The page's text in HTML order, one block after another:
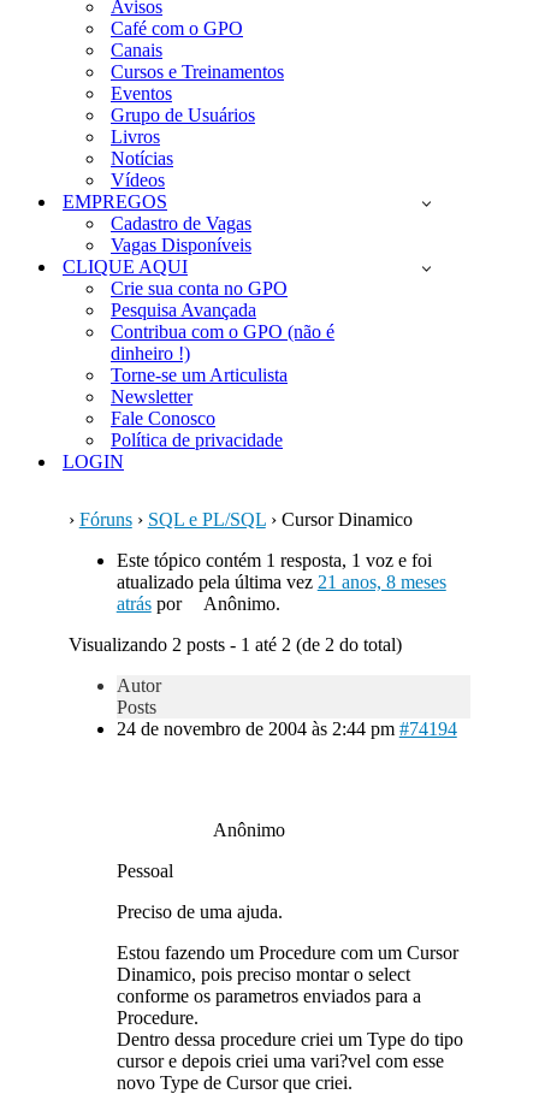
Avisos
Café com o GPO
Canais
Cursos e Treinamentos
Eventos
Grupo de Usuários
Livros
Notícias
Vídeos
EMPREGOS
Cadastro de Vagas
Vagas Disponíveis
CLIQUE AQUI
Crie sua conta no GPO
Pesquisa Avançada
Contribua com o GPO (não é
dinheiro !)
Torne-se um Articulista
Newsletter
Fale Conosco
Política de privacidade
LOGIN
› Fóruns › SQL e PL/SQL › Cursor Dinamico
Este tópico contém 1 resposta, 1 voz e foi
atualizado pela última vez 21 anos, 8 meses
atráspor
Anônimo.
Visualizando 2 posts - 1 até 2 (de 2 do total)
Autor
Posts
24 de novembro de 2004 às 2:44 pm #74194
Anônimo
Pessoal
Preciso de uma ajuda.
Estou fazendo um Procedure com um Cursor
Dinamico, pois preciso montar o select
conforme os parametros enviados para a
Procedure.
Dentro dessa procedure criei um Type do tipo
cursor e depois criei uma vari?vel com esse
novo Type de Cursor que criei.